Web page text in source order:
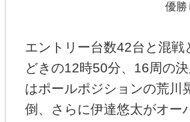
優勝
エントリー台数42台と混
どきの12時50分、16周の
はポールポジションの荒川
倒、さらに伊達悠太がオー